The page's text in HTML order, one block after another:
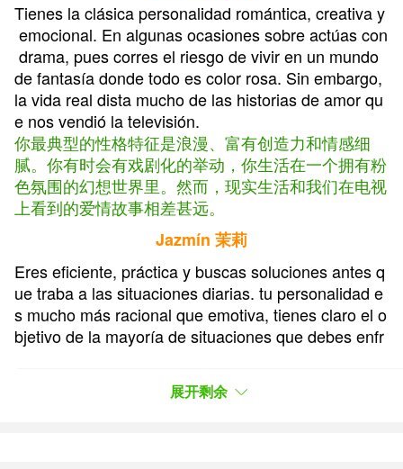
Tienes la clásica personalidad romántica, creativa y
emocional. En algunas ocasiones sobre actúas con
drama, pues corres el riesgo de vivir en un mundo
de fantasía donde todo es color rosa. Sin embargo,
la vida real dista mucho de las historias de amor qu
e nos vendió la televisión.
你最典型的性格特征是浪漫、富有创造力和情感细
腻。你有时会有戏剧化的举动，你生活在一个拥有粉
色氛围的幻想世界里。然而，现实生活和我们在电视
上看到的爱情故事相差甚远。
Jazmín 茉莉
Eres eficiente, práctica y buscas soluciones antes q
ue traba a las situaciones diarias. tu personalidad e
s mucho más racional que emotiva, tienes claro el o
bjetivo de la mayoría de situaciones que debes enfr
persona rígida. Por eso, es recomendable que busq
ues un equilibrio entre cerebro y corazón.
展开剩余